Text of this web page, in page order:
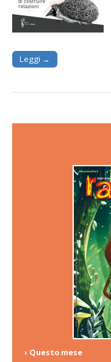
Leggi →
› Questo mese